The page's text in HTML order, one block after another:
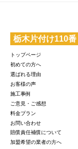
栃木片付け110番
トップページ
初めての方へ
選ばれる理由
お客様の声
施工事例
ご意見・ご感想
料金プラン
お問い合わせ
賠償責任補償について
加盟希望の業者の方へ